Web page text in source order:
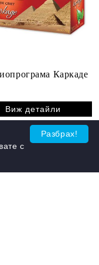
Каркаде
Виж детайли
Разбрах!
с